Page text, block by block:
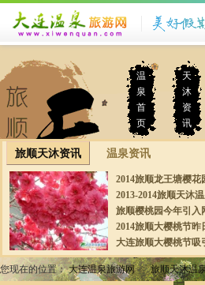
温
泉
首
页
天
沐
资
讯
旅顺天沐资讯 温泉资讯
2014旅顺龙王塘樱花
2013-2014旅顺天沐
场精品套餐
旅顺樱桃园今年引入
2014旅顺大樱桃节昨
大连旅顺大樱桃节吸
到旅顺采摘观光
您现在的位置：大连温泉旅游网>>旅顺天沐温